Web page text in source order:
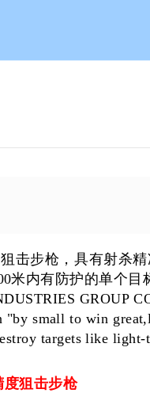
击步枪，具有射杀
米内有防护的单个目
GROUP
small to win
targets like
度狙击步枪